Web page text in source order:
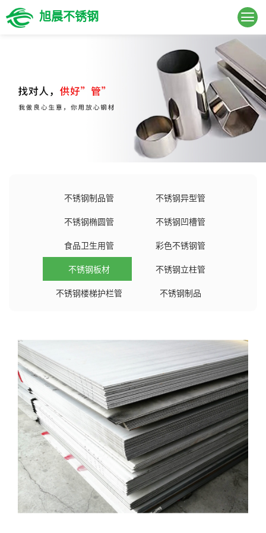
旭晨不锈钢
不锈钢制品管
不锈钢异型管
不锈钢椭圆管
不锈钢凹槽管
食品卫生用管
彩色不锈钢管
不锈钢板材
不锈钢立柱管
不锈钢楼梯护栏管
不锈钢制品